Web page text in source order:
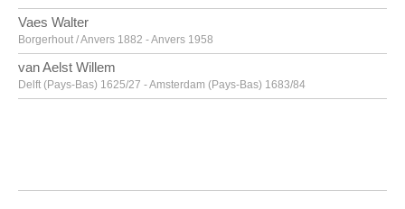
Vaes Walter
Borgerhout / Anvers 1882 - Anvers 1958
van Aelst Willem
Delft (Pays-Bas) 1625/27 - Amsterdam (Pays-Bas) 1683/84